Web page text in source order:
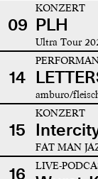
09
KONZERT
PLH
Ultra Tour
14
amburo/
15
KONZERT
FAT MAN
16 LIVE-